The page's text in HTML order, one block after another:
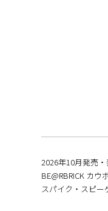
2026年10月発売
BE@RBRICK カウ
スパイク・スピー